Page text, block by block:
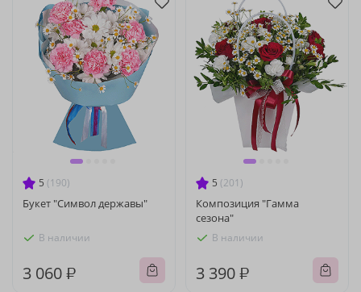
5 (190)
Букет "Символ державы"
В наличии
3 060 ₽
5 (201)
Композиция "Гамма
сезона"
В наличии
3 390 ₽